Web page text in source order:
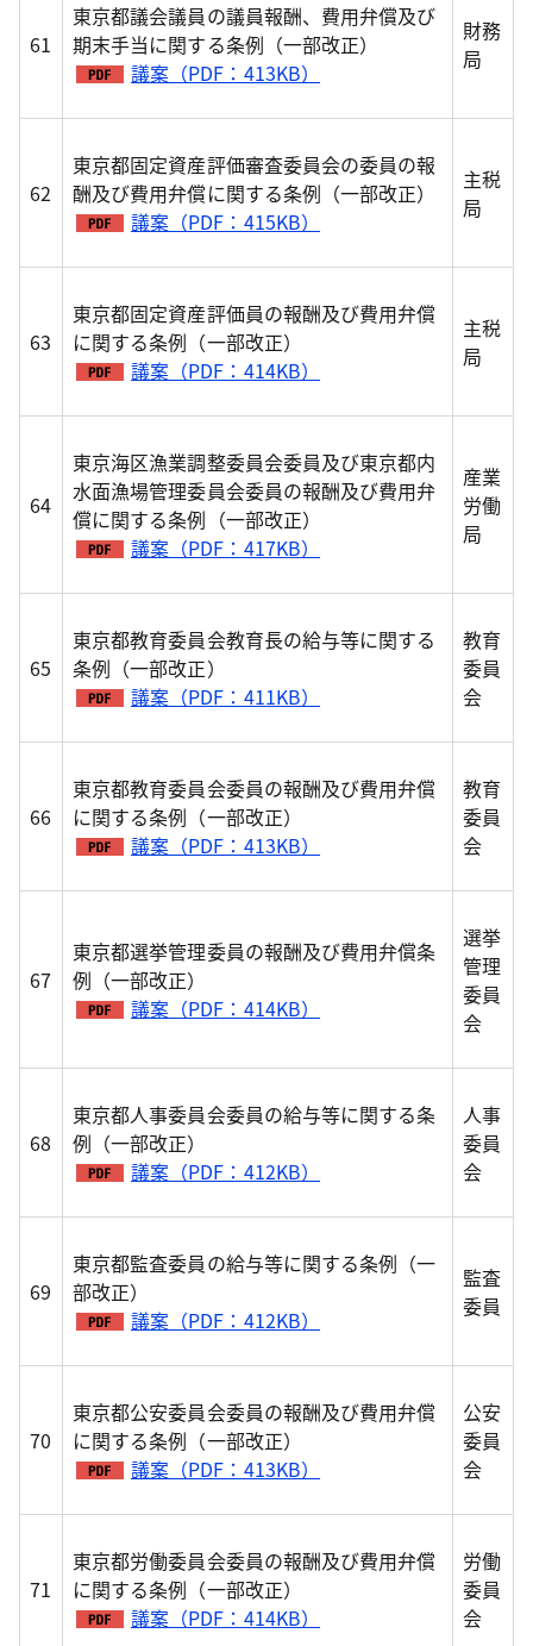
61
東京都議会議員の議員報酬、費用弁償及び
期末手当に関する条例（一部改正）
議案（PDF：413KB）
財務
局
62
東京都固定資産評価審査委員会の委員の報
酬及び費用弁償に関する条例（一部改正）
議案（PDF：415KB）
主税
局
63
東京都固定資産評価員の報酬及び費用弁償
に関する条例（一部改正）
議案（PDF：414KB）
主税
局
64
東京海区漁業調整委員会委員及び東京都内
水面漁場管理委員会委員の報酬及び費用弁
償に関する条例（一部改正）
議案（PDF：417KB）
産業
労働
局
65
東京都教育委員会教育長の給与等に関する
条例（一部改正）
議案（PDF：411KB）
教育
委員
会
66
東京都教育委員会委員の報酬及び費用弁償
に関する条例（一部改正）
議案（PDF：413KB）
教育
委員
会
67
東京都選挙管理委員の報酬及び費用弁償条
例（一部改正）
議案（PDF：414KB）
選挙
管理
委員
会
68
東京都人事委員会委員の給与等に関する条
例（一部改正）
議案（PDF：412KB）
人事
委員
会
69
東京都監査委員の給与等に関する条例（一
部改正）
議案（PDF：412KB）
監査
委員
70
東京都公安委員会委員の報酬及び費用弁償
に関する条例（一部改正）
議案（PDF：413KB）
公安
委員
会
71
東京都労働委員会委員の報酬及び費用弁償
に関する条例（一部改正）
議案（PDF：414KB）
労働
委員
会